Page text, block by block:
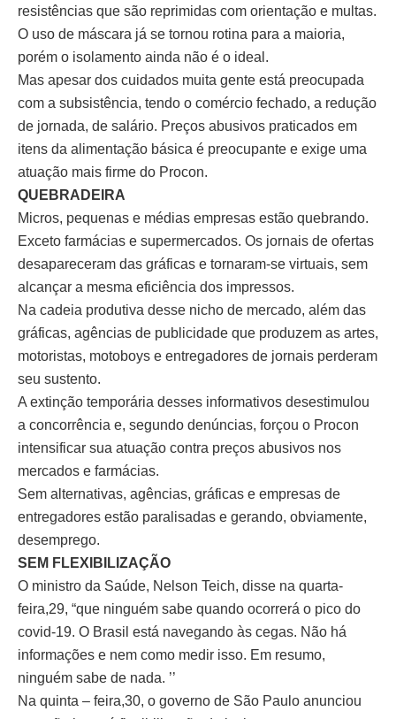
resistências que são reprimidas com orientação e multas.
O uso de máscara já se tornou rotina para a maioria,
porém o isolamento ainda não é o ideal.
Mas apesar dos cuidados muita gente está preocupada
com a subsistência, tendo o comércio fechado, a redução
de jornada, de salário. Preços abusivos praticados em
itens da alimentação básica é preocupante e exige uma
atuação mais firme do Procon.
QUEBRADEIRA
Micros, pequenas e médias empresas estão quebrando.
Exceto farmácias e supermercados. Os jornais de ofertas
desapareceram das gráficas e tornaram-se virtuais, sem
alcançar a mesma eficiência dos impressos.
Na cadeia produtiva desse nicho de mercado, além das
gráficas, agências de publicidade que produzem as artes,
motoristas, motoboys e entregadores de jornais perderam
seu sustento.
A extinção temporária desses informativos desestimulou
a concorrência e, segundo denúncias, forçou o Procon
intensificar sua atuação contra preços abusivos nos
mercados e farmácias.
Sem alternativas, agências, gráficas e empresas de
entregadores estão paralisadas e gerando, obviamente,
desemprego.
SEM FLEXIBILIZAÇÃO
O ministro da Saúde, Nelson Teich, disse na quarta-
feira,29, “que ninguém sabe quando ocorrerá o pico do
covid-19. O Brasil está navegando às cegas. Não há
informações e nem como medir isso. Em resumo,
ninguém sabe de nada. ’’
Na quinta – feira,30, o governo de São Paulo anunciou